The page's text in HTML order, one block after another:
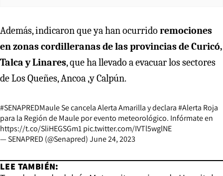
Además, indicaron que ya han ocurrido remociones
en zonas cordilleranas de las provincias de Curicó,
Talca y Linares, que ha llevado a evacuar los sectores
de Los Queñes, Ancoa ,y Calpún.
#SENAPREDMauleSe cancela Alerta Amarilla y declara#Alerta Roja
para la Región de Maule por evento meteorológico. Infórmate en
https://t.co/SliHEGSGm1pic.twitter.com/IVTl5wglNE
— SENAPRED (@Senapred)June 24, 2023
LEE TAMBIÉN: